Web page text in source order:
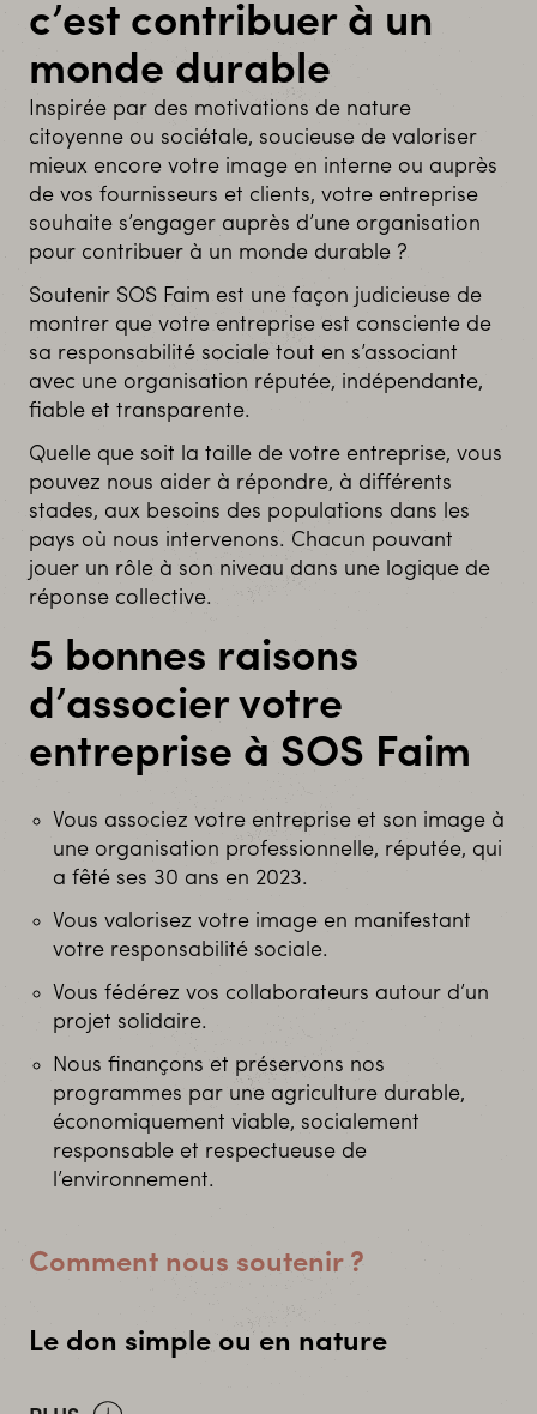
c’est contribuer à un
monde durable
Inspirée par des motivations de nature
citoyenne ou sociétale, soucieuse de valoriser
mieux encore votre image en interne ou auprès
de vos fournisseurs et clients, votre entreprise
souhaite s’engager auprès d’une organisation
pour contribuer à un monde durable ?
Soutenir SOS Faim est une façon judicieuse de
montrer que votre entreprise est consciente de
sa responsabilité sociale tout en s’associant
avec une organisation réputée, indépendante,
fiable et transparente.
Quelle que soit la taille de votre entreprise, vous
pouvez nous aider à répondre, à différents
stades, aux besoins des populations dans les
pays où nous intervenons. Chacun pouvant
jouer un rôle à son niveau dans une logique de
réponse collective.
5 bonnes raisons
d’associer votre
entreprise à SOS Faim
Vous associez votre entreprise et son image à
une organisation professionnelle, réputée, qui
a fêté ses 30 ans en 2023.
Vous valorisez votre image en manifestant
votre responsabilité sociale.
Vous fédérez vos collaborateurs autour d’un
projet solidaire.
Nous finançons et préservons nos
programmes par une agriculture durable,
économiquement viable, socialement
responsable et respectueuse de
l’environnement.
Comment nous soutenir ?
Le don simple ou en nature